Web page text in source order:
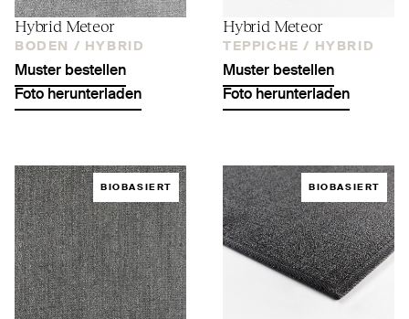
Hybrid Meteor
BODEN / HYBRID
Muster bestellen
Foto herunterladen
Hybrid Meteor
TEPPICHE / HYBRID
Muster bestellen
Foto herunterladen
BIOBASIERT BIOBASIERT